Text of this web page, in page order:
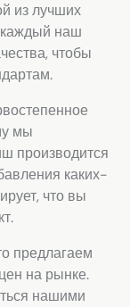
из лучших
каждый наш
чтобы
мы
производится
каких-
что вы
предлагаем
на рынке.
нашими